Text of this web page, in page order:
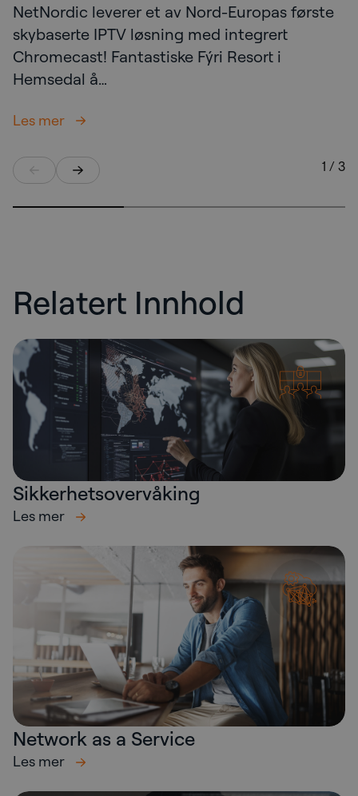
NetNordic leverer et av Nord-Europas første
skybaserte IPTV løsning med integrert
Chromecast! Fantastiske Fýri Resort i
Hemsedal å…
Les mer
1 / 3
Relatert Innhold
Sikkerhetsovervåking
Les mer
Network as a Service
Les mer